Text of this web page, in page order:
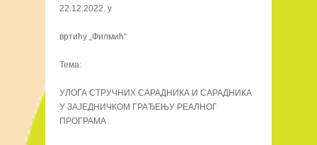
22.12.2022. у
вртићу „Филмић“
Тема:
УЛОГА СТРУЧНИХ САРАДНИКА И САРАДНИКА
У ЗАЈЕДНИЧКОМ ГРАЂЕЊУ РЕАЛНОГ
ПРОГРАМА